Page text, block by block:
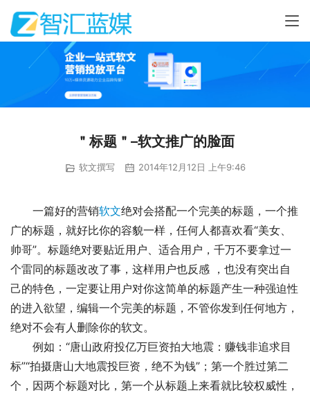
＂标题＂–软文推广的脸面
软文撰写 2014年12月12日 上午9:46
一篇好的营销软文绝对会搭配一个完美的标题，一个推
广的标题，就好比你的容貌一样，任何人都喜欢看“美女、
帅哥”。标题绝对要贴近用户、适合用户，千万不要拿过一
个雷同的标题改改了事，这样用户也反感 ，也没有突出自
己的特色，一定要让用户对你这简单的标题产生一种强迫性
的进入欲望，编辑一个完美的标题，不管你发到任何地方，
绝对不会有人删除你的软文。
例如：“唐山政府投亿万巨资拍大地震：赚钱非追求目
标”“拍摄唐山大地震投巨资，绝不为钱”；第一个胜过第二
个，因两个标题对比，第一个从标题上来看就比较权威性，